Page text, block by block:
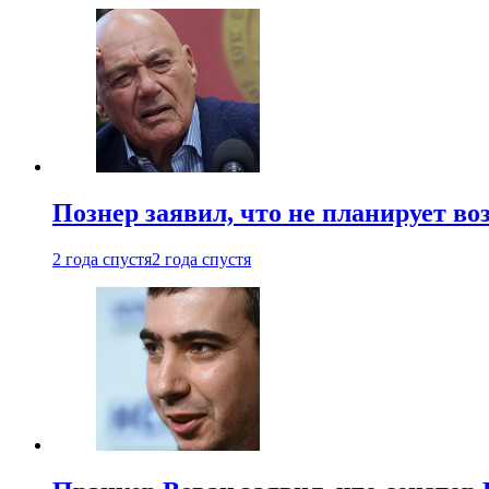
Познер заявил, что не планирует
2 года спустя2 года спустя